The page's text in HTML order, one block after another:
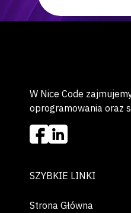
W Nice Code
oprogramowania oraz
SZYBKIE LINKI
Strona Główna